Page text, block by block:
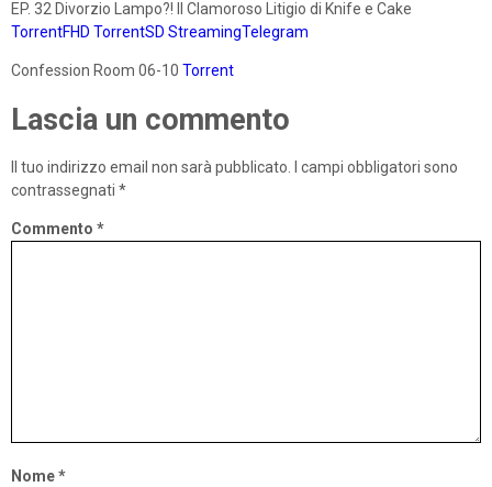
EP. 32 Divorzio Lampo?! Il Clamoroso Litigio di Knife e Cake
TorrentFHD TorrentSD StreamingTelegram
Confession Room 06-10 Torrent
Lascia un commento
Il tuo indirizzo email non sarà pubblicato.
I campi obbligatori sono
contrassegnati *
Commento *
Nome*